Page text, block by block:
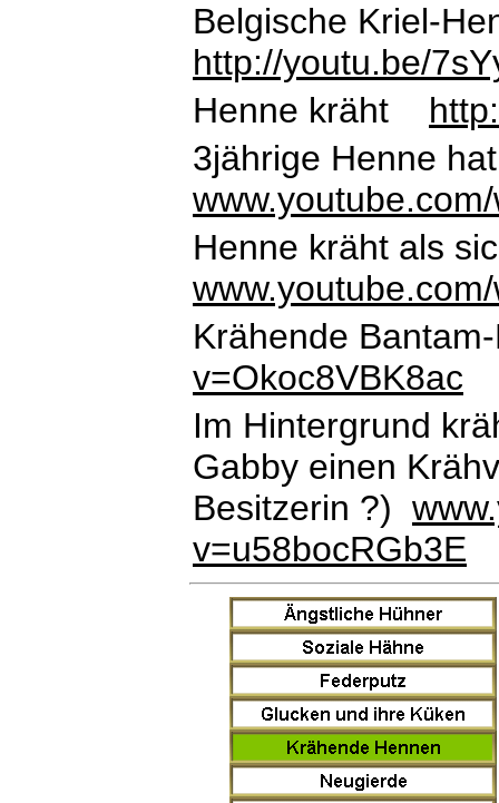
Belgische Kriel-
http://youtu.be/
Henne kräht
3jährige Henne
Henne kräht als
Krähende
v=Okoc8VBK8ac
Im Hintergrund
Gabby einen
Besitzerin ?)
v=u58bocRGb3E